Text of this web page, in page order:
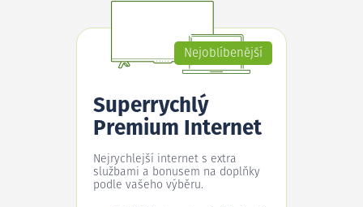
Nejoblíbenější
Superrychlý
Premium Internet
Nejrychlejší internet s extra
službami a bonusem na doplňky
podle vašeho výběru.